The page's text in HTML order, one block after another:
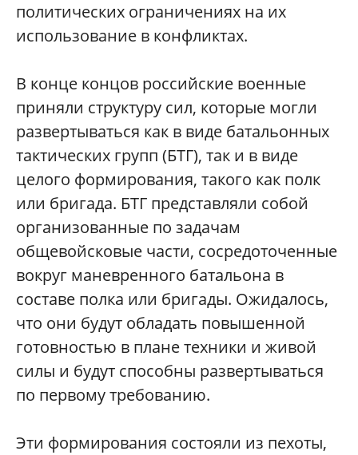
политических ограничениях на их
использование в конфликтах.
В конце концов российские военные
приняли структуру сил, которые могли
развертываться как в виде батальонных
тактических групп (БТГ), так и в виде
целого формирования, такого как полк
или бригада. БТГ представляли собой
организованные по задачам
общевойсковые части, сосредоточенные
вокруг маневренного батальона в
составе полка или бригады. Ожидалось,
что они будут обладать повышенной
готовностью в плане техники и живой
силы и будут способны развертываться
по первому требованию.
Эти формирования состояли из пехоты,